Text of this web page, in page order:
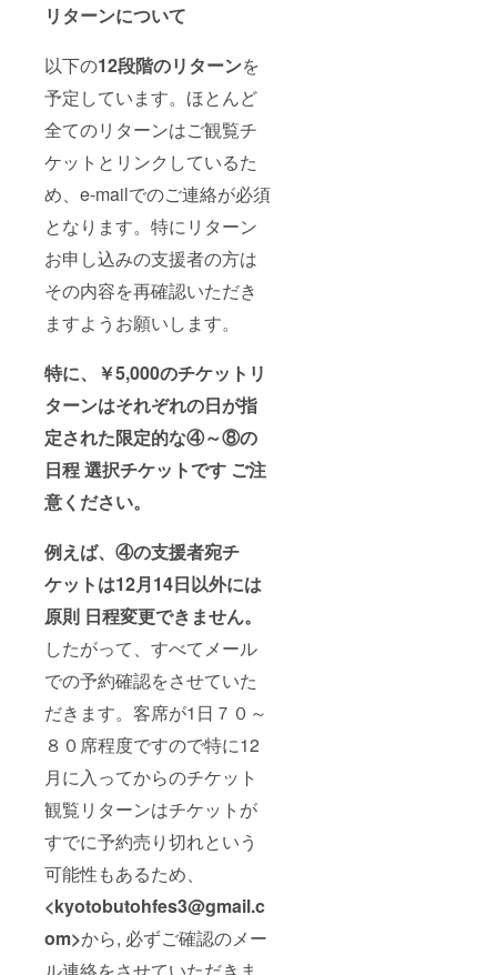
リターンについて
以下の12段階のリターンを
予定しています。ほとんど
全てのリターンはご観覧チ
ケットとリンクしているた
め、e-mailでのご連絡が必須
となります。特にリターン
お申し込みの支援者の方は
その内容を再確認いただき
ますようお願いします。
特に、￥5,000のチケットリ
ターンはそれぞれの日が指
定された限定的な④～⑧の
日程 選択チケットです ご注
意ください。
例えば、④の支援者宛チ
ケットは12月14日以外には
原則 日程変更できません。
したがって、すべてメール
での予約確認をさせていた
だきます。客席が1日７０～
８０席程度ですので特に12
月に入ってからのチケット
観覧リターンはチケットが
すでに予約売り切れという
可能性もあるため、
<kyotobutohfes3@gmail.c
om>から, 必ずご確認のメー
ル連絡をさせていただきま